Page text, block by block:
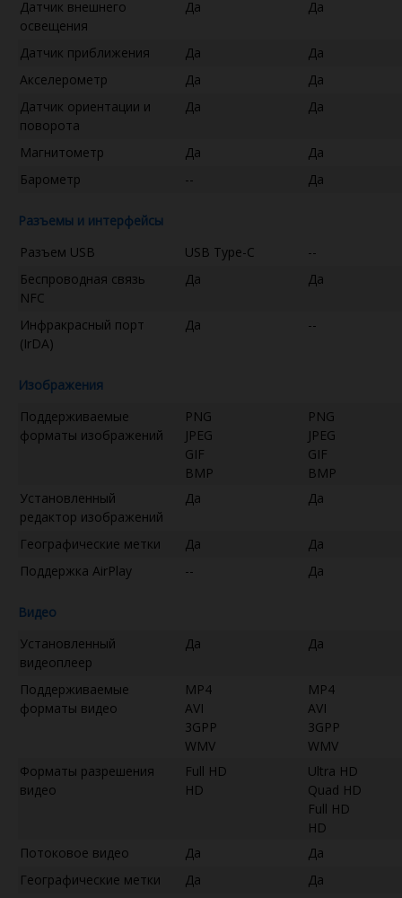
Датчик внешнего
освещения
Да Да
Датчик приближения Да
Да
Акселерометр
Да
Да
Датчик ориентации и
поворота
Да Да
Магнитометр Да
Да
Барометр
-- Да
Разъемы и интерфейсы
Разъем USB
USB Type-C
--
Беспроводная связь
NFC
Да Да
Инфракрасный порт
(IrDA)
Да --
Изображения
Поддерживаемые
форматы изображений
PNG
JPEG
GIF
BMP
PNG
JPEG
GIF
BMP
Установленный
редактор изображений
Да Да
Географические метки Да
Да
Поддержка AirPlay
-- Да
Видео
Установленный
видеоплеер
Да Да
Поддерживаемые
форматы видео
MP4
AVI
3GPP
WMV
MP4
AVI
3GPP
WMV
Форматы разрешения
видео
Full HD
HD
Ultra HD
Quad HD
Full HD
HD
Потоковое видео
Да
Да
Географические метки
Да Да